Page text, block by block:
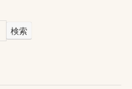
検索